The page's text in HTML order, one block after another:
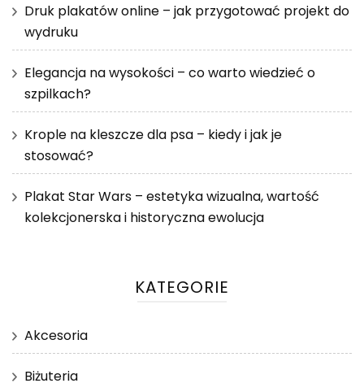
Druk plakatów online – jak przygotować projekt do
wydruku
Elegancja na wysokości – co warto wiedzieć o
szpilkach?
Krople na kleszcze dla psa – kiedy i jak je
stosować?
Plakat Star Wars – estetyka wizualna, wartość
kolekcjonerska i historyczna ewolucja
KATEGORIE
Akcesoria
Biżuteria